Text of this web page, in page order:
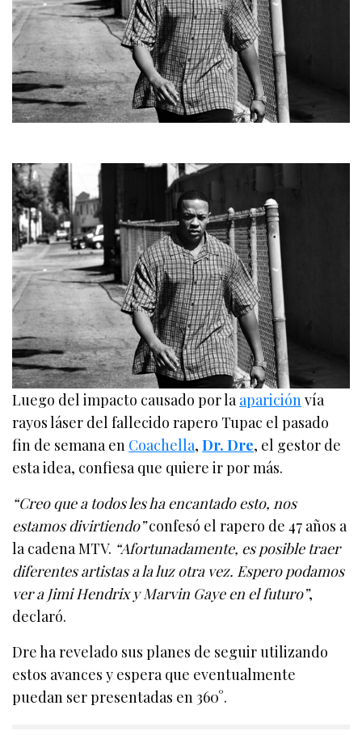
Luego del impacto causado por laapariciónvía
rayos láser del fallecido rapero Tupac el pasado
fin de semana en Coachella,Dr. Dre, el gestor de
esta idea, confiesa que quiere ir por más.
“Creo que a todos les ha encantado esto, nos
estamos divirtiendo”confesó el rapero de 47 años a
la cadena MTV. “Afortunadamente, es posible traer
diferentes artistas a la luz otra vez. Espero podamos
ver a Jimi Hendrix y Marvin Gaye en el futuro”,
declaró.
Dre ha revelado sus planes de seguir utilizando
estos avances y espera que eventualmente
puedan ser presentadas en 360°.